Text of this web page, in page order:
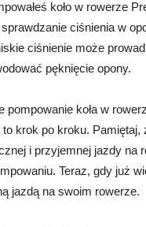
koło w rowerze
ciśnienia w
ciśnienie może
pęknięcie opony.
pompowanie koła w
krok po kroku.
i przyjemnej jazdy na
Teraz, gdy już
jazdą na swoim rowerze.